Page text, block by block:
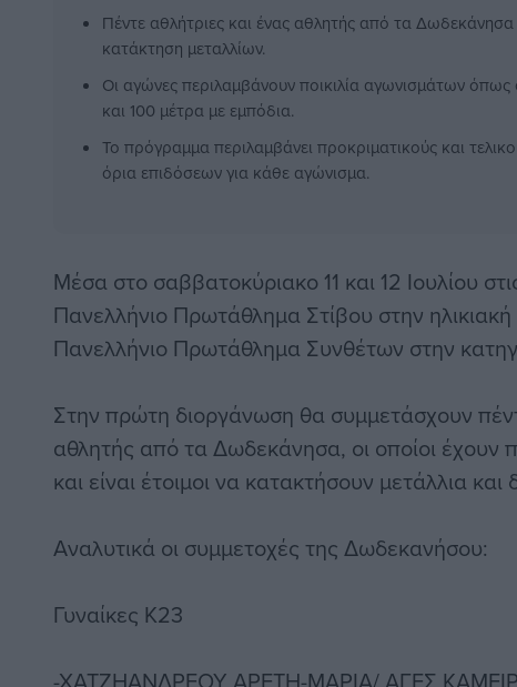
Πέντε αθλήτριες και ένας αθλητής από τα
κατάκτηση μεταλλίων.
Οι αγώνες περιλαμβάνουν ποικιλία αγωνισμάτων
και 100 μέτρα με εμπόδια.
Το πρόγραμμα περιλαμβάνει προκριματικούς και
όρια επιδόσεων για κάθε αγώνισμα.
Μέσα στο σαββατοκύριακο 11 και 12 Ιουλίου
Πανελλήνιο Πρωτάθλημα Στίβου στην
Πανελλήνιο Πρωτάθλημα Συνθέτων στην
Στην πρώτη διοργάνωση θα συμμετάσχουν
αθλητής από τα Δωδεκάνησα, οι οποίοι έχουν
και είναι έτοιμοι να κατακτήσουν μετάλλια και
Αναλυτικά οι συμμετοχές της Δωδεκανήσου:
Γυναίκες Κ23